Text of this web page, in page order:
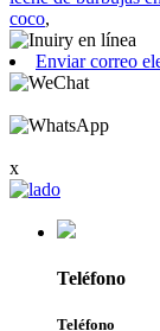
coco,
Enviar correo
x
Teléfono
Teléfono